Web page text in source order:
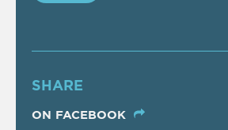
SHARE
ON FACEBOOK